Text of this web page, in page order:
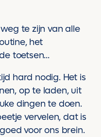
te zijn van alle
het
toetsen...
hard nodig. Het is
op te laden, uit
dingen te doen.
vervelen, dat is
voor ons brein.